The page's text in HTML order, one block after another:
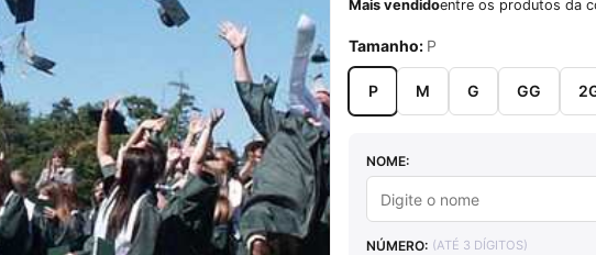
Mais vendidoentre os produtos da
Tamanho: P
P M G GG
NOME:
NÚMERO: (ATÉ 3 DÍGITOS)